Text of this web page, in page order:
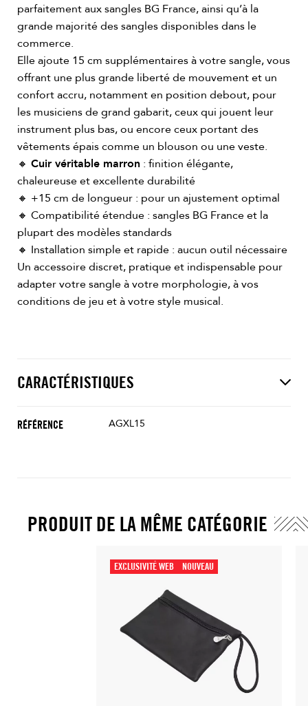
parfaitement aux sangles BG France, ainsi qu’à la
grande majorité des sangles disponibles dans le
commerce.
Elle ajoute 15 cm supplémentaires à votre sangle, vous
offrant une plus grande liberté de mouvement et un
confort accru, notamment en position debout, pour
les musiciens de grand gabarit, ceux qui jouent leur
instrument plus bas, ou encore ceux portant des
vêtements épais comme un blouson ou une veste.
🔸 Cuir véritable marron : finition élégante,
chaleureuse et excellente durabilité
🔸 +15 cm de longueur : pour un ajustement optimal
🔸 Compatibilité étendue : sangles BG France et la
plupart des modèles standards
🔸 Installation simple et rapide : aucun outil nécessaire
Un accessoire discret, pratique et indispensable pour
adapter votre sangle à votre morphologie, à vos
conditions de jeu et à votre style musical.
CARACTÉRISTIQUES
RÉFÉRENCE AGXL15
PRODUIT DE LA MÊME CATÉGORIE
EXCLUSIVITÉ WEB NOUVEAU